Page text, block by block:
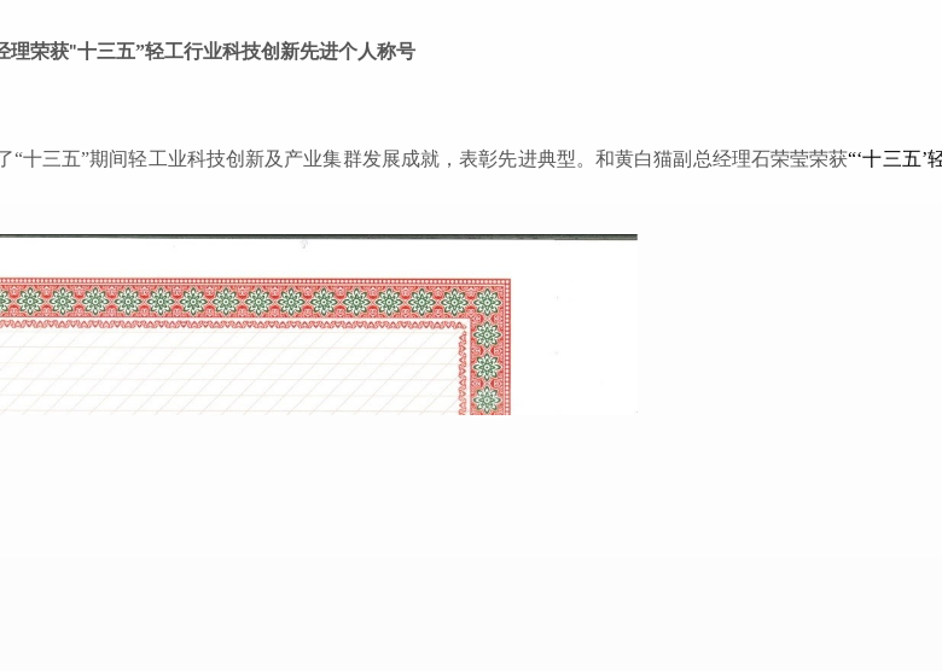
理荣获"十三五”轻工行业科技创新先进个人称号
“十三五”期间轻工业科技创新及产业集群发展成就，表彰先进典型。和黄白猫副总经理石荣莹荣获“‘十三五’